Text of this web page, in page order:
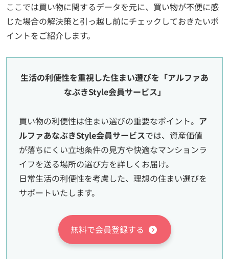
ここでは買い物に関するデータを元に、買い物が不便に感
じた場合の解決策と引っ越し前にチェックしておきたいポ
イントをご紹介します。
生活の利便性を重視した住まい選びを「アルファあ
なぶきStyle会員サービス」
買い物の利便性は住まい選びの重要なポイント。 ア
ルファあなぶきStyle会員サービスでは、資産価値
が落ちにくい立地条件の見方や快適なマンションラ
イフを送る場所の選び方を詳しくお届け。
日常生活の利便性を考慮した、理想の住まい選びを
サポートいたします。
無料で会員登録する